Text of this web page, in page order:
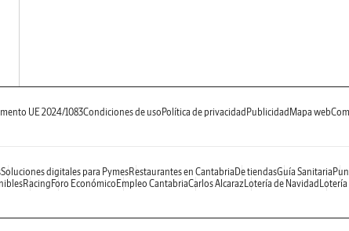
UE 2024/1083Condiciones de uso Política de privacidad Publicidad Mapa web
Soluciones digitales para PymesRestaurantes en Cantabria De tiendasGuía Sanitaria
Racing Foro Económico Empleo CantabriaCarlos AlcarazLotería de Navidad